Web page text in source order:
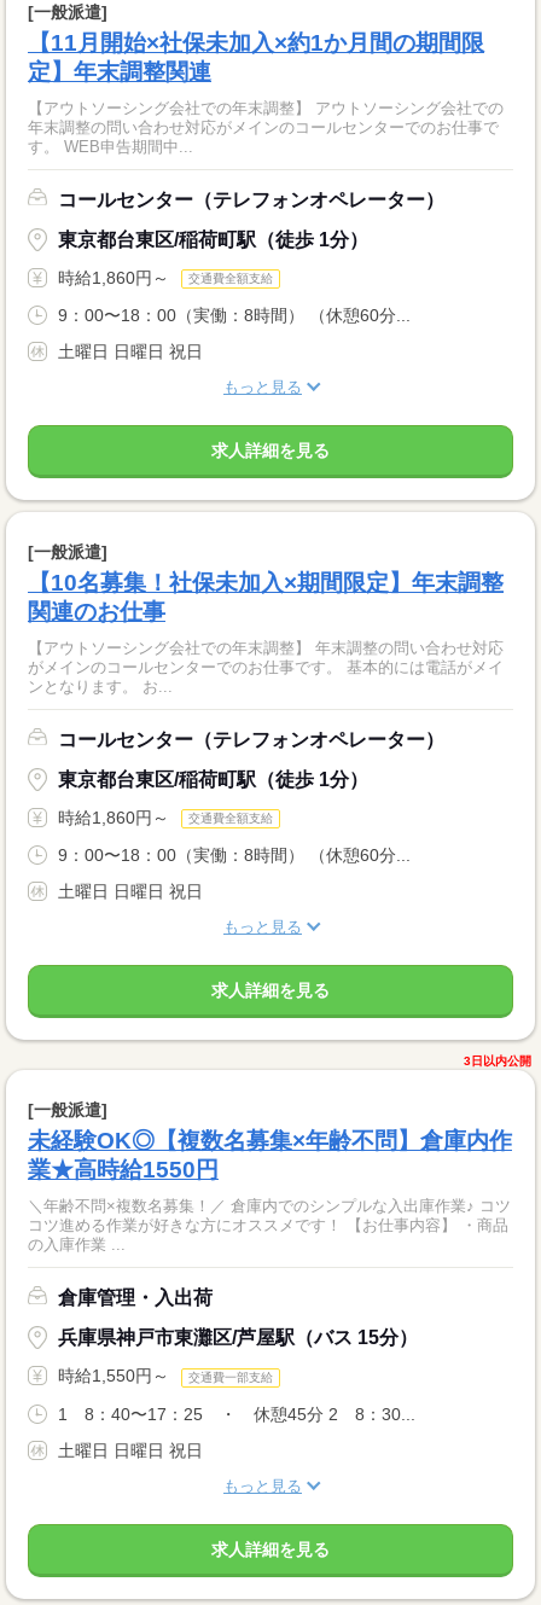
[一般派遣]
【11月開始×社保未加入×約1か月間の期間限
定】年末調整関連
【アウトソーシング会社での年末調整】 アウトソーシング会社での
年末調整の問い合わせ対応がメインのコールセンターでのお仕事で
す。 WEB申告期間中...
コールセンター（テレフォンオペレーター）
東京都台東区/稲荷町駅（徒歩 1分）
時給1,860円～ 交通費全額支給
9：00〜18：00（実働：8時間） （休憩60分...
土曜日 日曜日 祝日
もっと見る
求人詳細を見る
[一般派遣]
【10名募集！社保未加入×期間限定】年末調整
関連のお仕事
【アウトソーシング会社での年末調整】 年末調整の問い合わせ対応
がメインのコールセンターでのお仕事です。 基本的には電話がメイ
ンとなります。 お...
コールセンター（テレフォンオペレーター）
東京都台東区/稲荷町駅（徒歩 1分）
時給1,860円～ 交通費全額支給
9：00〜18：00（実働：8時間） （休憩60分...
土曜日 日曜日 祝日
もっと見る
求人詳細を見る
3日以内公開
[一般派遣]
未経験OK◎【複数名募集×年齢不問】倉庫内作
業★高時給1550円
＼年齢不問×複数名募集！／ 倉庫内でのシンプルな入出庫作業♪ コツ
コツ進める作業が好きな方にオススメです！ 【お仕事内容】 ・商品
の入庫作業 ...
倉庫管理・入出荷
兵庫県神戸市東灘区/芦屋駅（バス 15分）
時給1,550円～ 交通費一部支給
1 8：40〜17：25 ・ 休憩45分 2 8：30...
土曜日 日曜日 祝日
もっと見る
求人詳細を見る